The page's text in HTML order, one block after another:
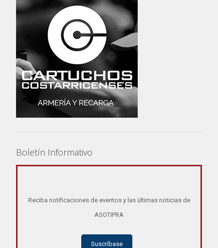
Boletín Informativo
Reciba notificaciones de eventos y las últimas noticias de
ASOTIPRA
Suscríbase